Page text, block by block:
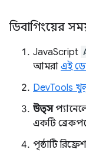
ডিবাগিংয়ের
JavaScript
আমরা এই
DevTools
উত্স
একটি
পৃষ্ঠাটি